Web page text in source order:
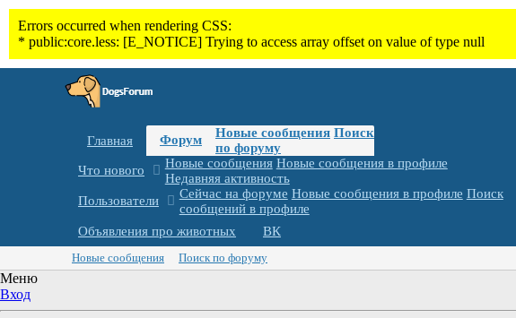
Главная Форум Новые сообщения Поиск
по форуму
Что нового
Новые сообщения Новые сообщения в профиле
Недавняя активность
Пользователи
Сейчас на форуме Новые сообщения в профиле Поиск
сообщений в профиле
Объявления про животных ВК
Новые сообщения Поиск по форуму
Меню
Вход